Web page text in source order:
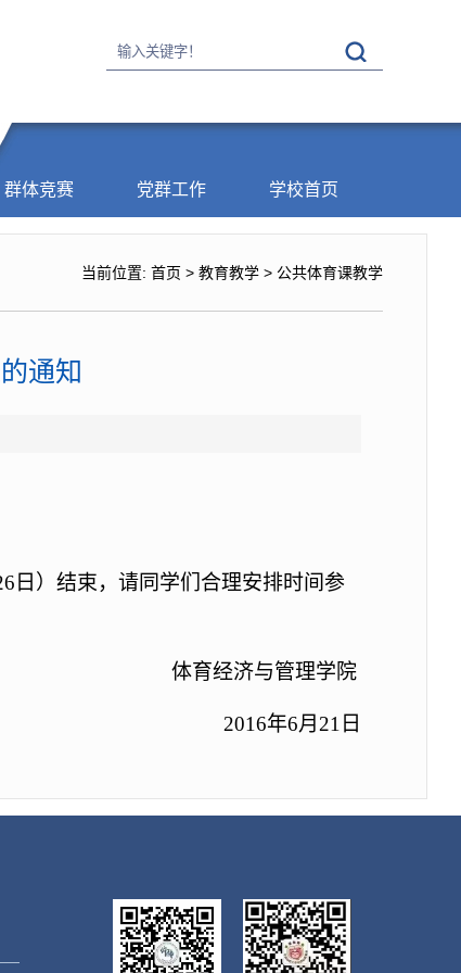
群体竞赛 党群工作 学校首页
当前位置: 首页 > 教育教学 > 公共体育课教学
通知
日）结束，请同学们合理安排时间参
体育经济与管理学院
2016年6月 21 日